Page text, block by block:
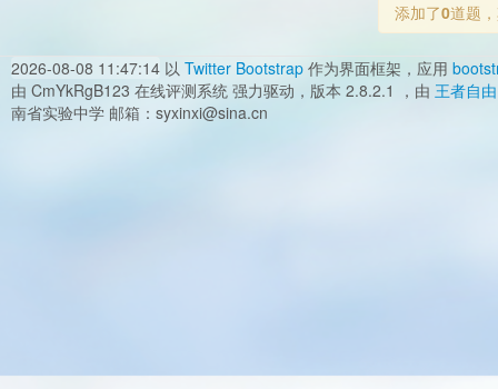
添加了0道题
2026-08-08 11:47:14 以 Twitter Bootstrap 作为界面框架，应用
由 CmYkRgB123 在线评测系统 强力驱动，版本 2.8.2.1 ，由 王者自由
南省实验中学 邮箱：syxinxi@sina.cn